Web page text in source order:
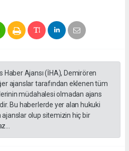
Haber Ajansı (İHA), Demirören
ajanslar tarafından eklenen tüm
müdahalesi olmadan ajans
Bu haberlerde yer alan hukuki
olup sitemizin hiç bir